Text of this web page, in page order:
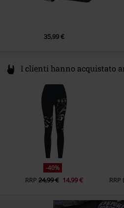
35,99 €
I clienti hanno acquistato
-40%
RRP 24,99 € 14,99 € RRP